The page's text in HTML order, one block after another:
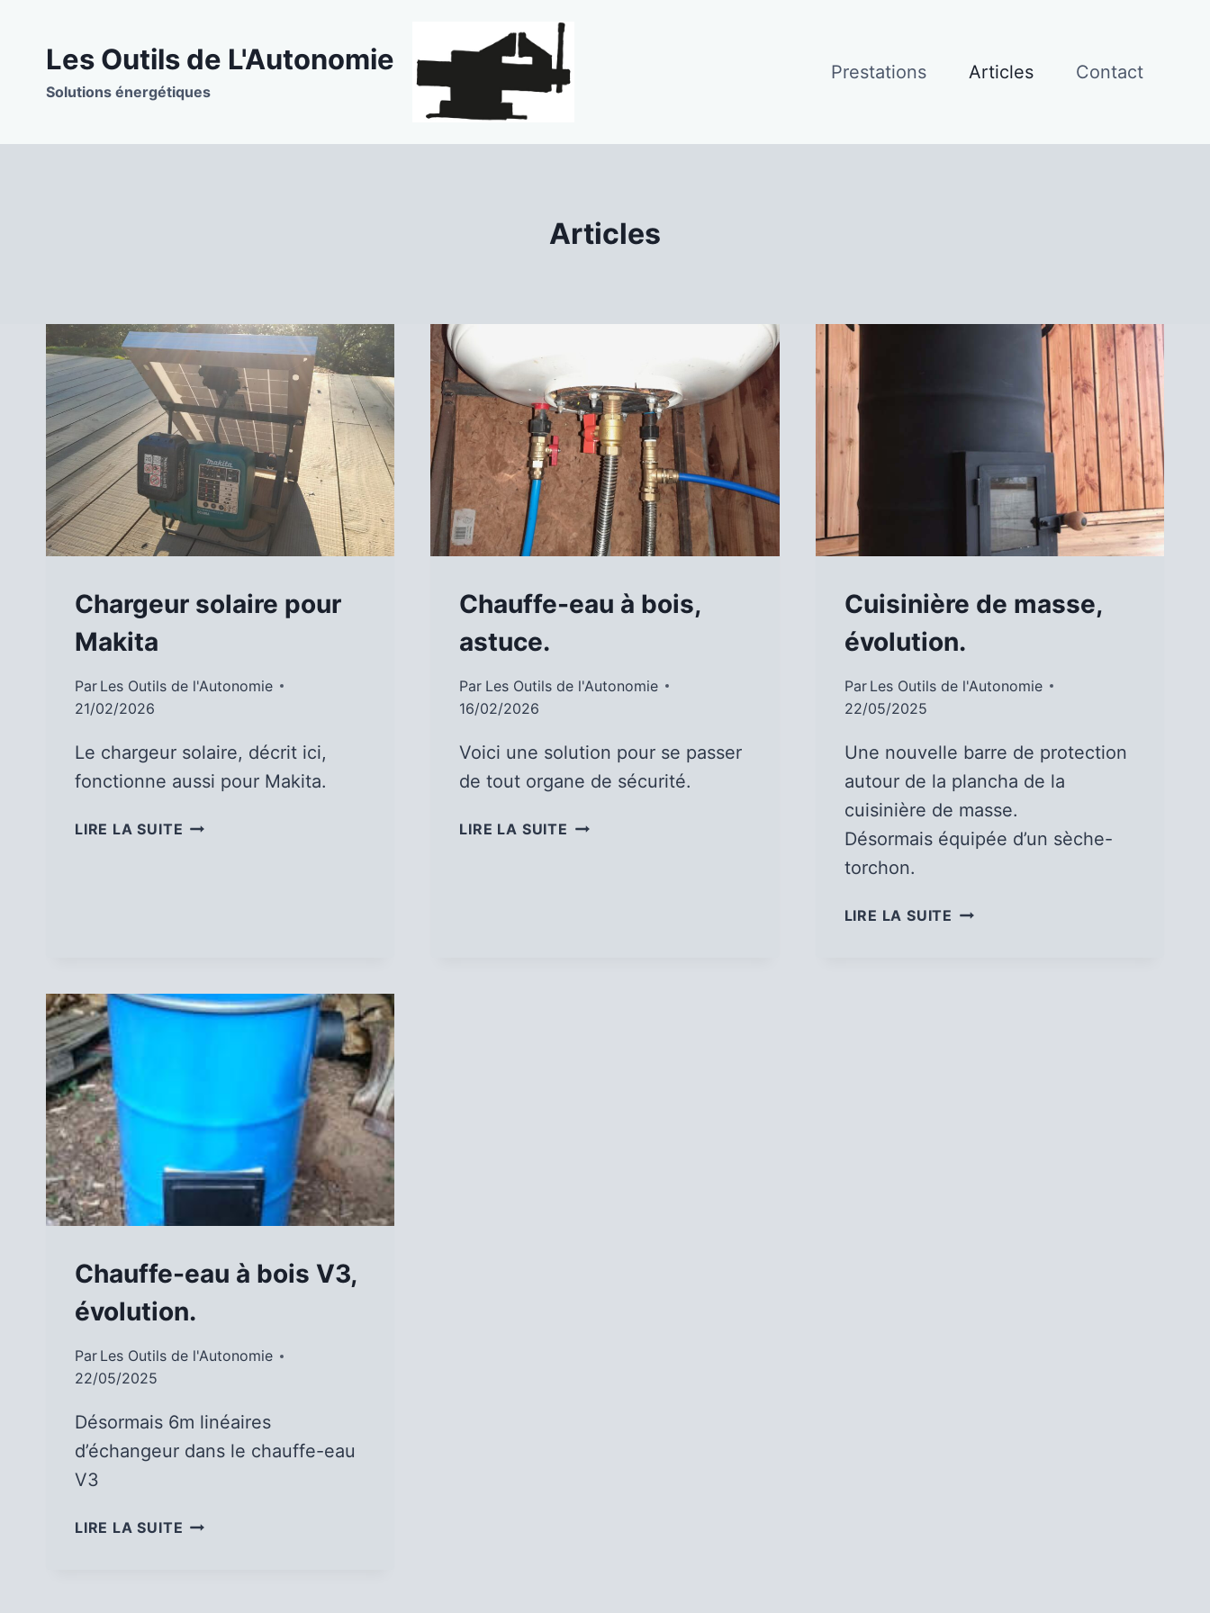
contenuLes Outils de L'Autonomie
Solutions énergétiques
Prestations Articles Contact
Articles
Chargeur solaire pour
Makita
Par Les Outils de l'Autonomie
21/02/2026
Le chargeur solaire, décrit ici,
fonctionne aussi pour Makita.
LIRE LA SUITE CHARGEUR
Chauffe-eau à bois,
astuce.
Par Les Outils de l'Autonomie
16/02/2026
Voici une solution pour se passer
de tout organe de sécurité.
LIRE LA SUITE CHAUFFE-
Cuisinière de masse,
évolution.
Par Les Outils de l'Autonomie
22/05/2025
Une nouvelle barre de protection
autour de la plancha de la
cuisinière de masse.
Désormais équipée d’un sèche-
torchon.
LIRE LA SUITE CUISINIÈRE
Chauffe-eau à bois V3,
évolution.
Par Les Outils de l'Autonomie
22/05/2025
Désormais 6m linéaires
d’échangeur dans le chauffe-eau
V3
LIRE LA SUITE CHAUFFE-